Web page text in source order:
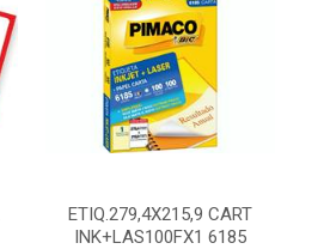
ETIQ.279,4X215,9 CART
INK+LAS100FX1 6185